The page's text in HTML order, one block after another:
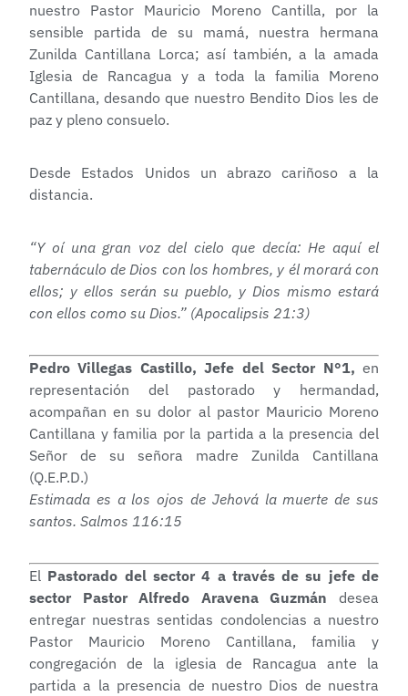
nuestro Pastor Mauricio Moreno Cantilla, por la
sensible partida de su mamá, nuestra hermana
Zunilda Cantillana Lorca; así también, a la amada
Iglesia de Rancagua y a toda la familia Moreno
Cantillana, desando que nuestro Bendito Dios les de
paz y pleno consuelo.
Desde Estados Unidos un abrazo cariñoso a la
distancia.
“Y oí una gran voz del cielo que decía: He aquí el
tabernáculo de Dios con los hombres, y él morará con
ellos; y ellos serán su pueblo, y Dios mismo estará
con ellos como su Dios.” (Apocalipsis 21:3)
Pedro Villegas Castillo, Jefe del Sector N°1, en
representación del pastorado y hermandad,
acompañan en su dolor al pastor Mauricio Moreno
Cantillana y familia por la partida a la presencia del
Señor de su señora madre Zunilda Cantillana
(Q.E.P.D.)
Estimada es a los ojos de Jehová la muerte de sus
santos. Salmos 116:15
El Pastorado del sector 4 a través de su jefe de
sector Pastor Alfredo Aravena Guzmán desea
entregar nuestras sentidas condolencias a nuestro
Pastor Mauricio Moreno Cantillana, familia y
congregación de la iglesia de Rancagua ante la
partida a la presencia de nuestro Dios de nuestra